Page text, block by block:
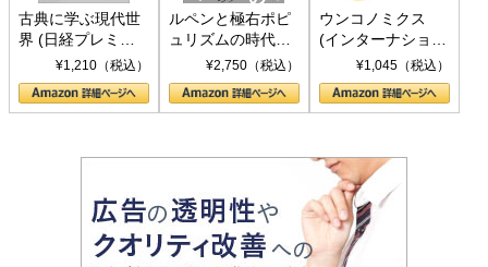
古典に学ぶ現代世
界 (日経プレミア
シリーズ)¥1,210（税込）
ルペンと極右ポピ
ュリズムの時代：
〈ヤヌス〉の二つ
の顔
¥2,750（税込）
ウンコノミクス
(インターナショナ
ル新書)¥1,045（税込）